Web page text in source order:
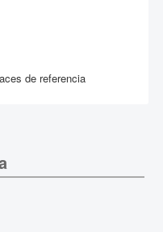
de referencia